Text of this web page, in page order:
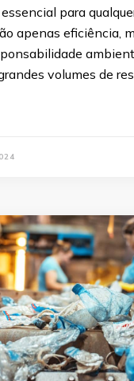
para
apenas eficiência,
volumes de